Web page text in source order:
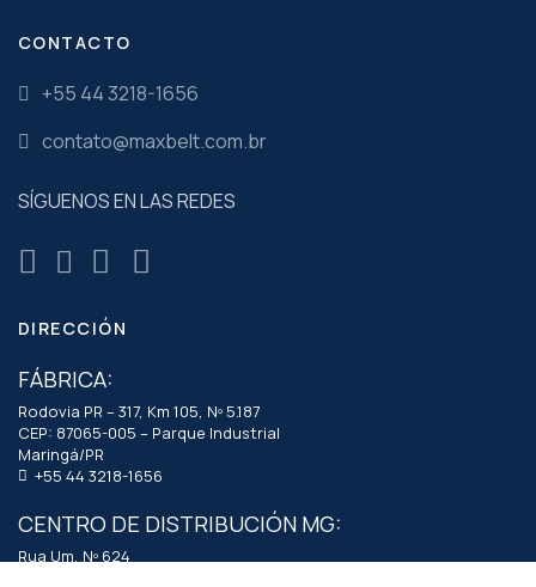
CONTACTO
+55 44 3218-1656
contato@maxbelt.com.br
SÍGUENOS EN LAS REDES
DIRECCIÓN
FÁBRICA:
Rodovia PR – 317, Km 105, Nº 5.187
CEP: 87065-005 – Parque Industrial
Maringá/PR
+55 44 3218-1656
CENTRO DE DISTRIBUCIÓN MG:
Rua Um, Nº 624